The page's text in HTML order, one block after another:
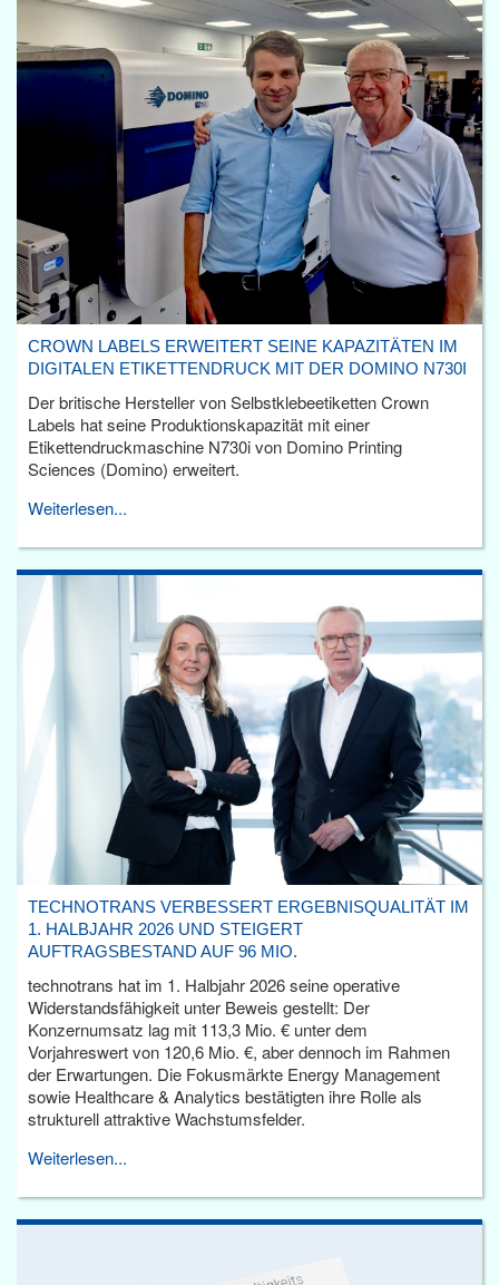
CROWN LABELS ERWEITERT SEINE KAPAZITÄTEN IM
DIGITALEN ETIKETTENDRUCK MIT DER DOMINO N730I
Der britische Hersteller von Selbstklebeetiketten Crown
Labels hat seine Produktionskapazität mit einer
Etikettendruckmaschine N730i von Domino Printing
Sciences (Domino) erweitert.
Weiterlesen...
TECHNOTRANS VERBESSERT ERGEBNISQUALITÄT IM
1. HALBJAHR 2026 UND STEIGERT
AUFTRAGSBESTAND AUF 96 MIO.
technotrans hat im 1. Halbjahr 2026 seine operative
Widerstandsfähigkeit unter Beweis gestellt: Der
Konzernumsatz lag mit 113,3 Mio. € unter dem
Vorjahreswert von 120,6 Mio. €, aber dennoch im Rahmen
der Erwartungen. Die Fokusmärkte Energy Management
sowie Healthcare & Analytics bestätigten ihre Rolle als
strukturell attraktive Wachstumsfelder.
Weiterlesen...